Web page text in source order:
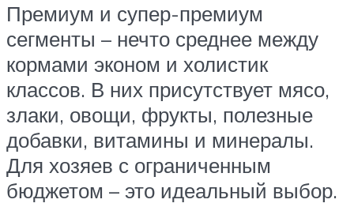
Премиум и супер-премиум
сегменты – нечто среднее между
кормами эконом и холистик
классов. В них присутствует мясо,
злаки, овощи, фрукты, полезные
добавки, витамины и минералы.
Для хозяев с ограниченным
бюджетом – это идеальный выбор.